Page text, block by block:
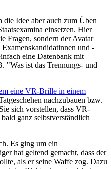
die Idee aber auch zum Üben
einsetzen. Hier
Fragen, sondern der Avatar
und -
eine Datenbank mit
"Was ist das Trennungs- und
eine VR-Brille in einem
nachzubauen bzw.
sich vorstellen, dass VR-
ganz selbstverständlich
Es ging um ein
hat geltend gemacht, dass der
als er seine Waffe zog. Dazu